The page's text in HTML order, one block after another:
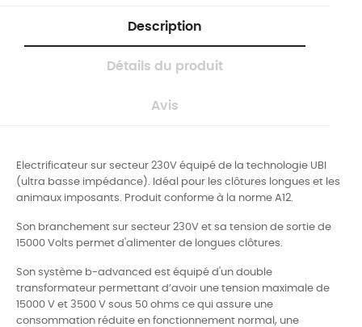
Description
Détails du produit
Avis
Electrificateur sur secteur 230V équipé de la technologie UBI
(ultra basse impédance). Idéal pour les clôtures longues et les
animaux imposants. Produit conforme à la norme A12.
Son branchement sur secteur 230V et sa tension de sortie de
15000 Volts permet d'alimenter de longues clôtures.
Son système b-advanced est équipé d'un double
transformateur permettant d’avoir une tension maximale de
15000 V et 3500 V sous 50 ohms ce qui assure une
consommation réduite en fonctionnement normal, une